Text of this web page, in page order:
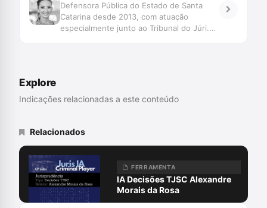
Defensora Pública do Estado de Santa
Catarina desde 2013, com atuação
especialmente junto ao Tribunal do Júri.
Explore
Indicações relacionadas a este conteúdo
Relacionados
FERRAMENTA
IA Decisões TJSC Alexandre
Morais da Rosa